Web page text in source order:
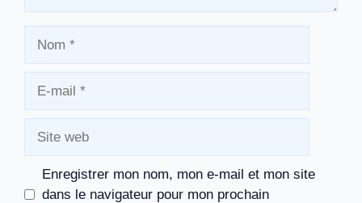
Enregistrer mon nom, mon e-mail et mon site
dans le navigateur pour mon prochain